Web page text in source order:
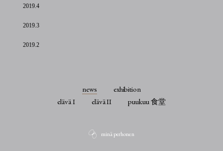
2019.4
2019.3
2019.2
news
exhibition
elävä I
elävä II puukuu 食堂
minä perhonen